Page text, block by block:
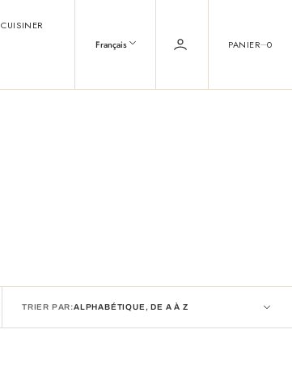
CUISINER
Français PANIER 0
TRIER PAR: